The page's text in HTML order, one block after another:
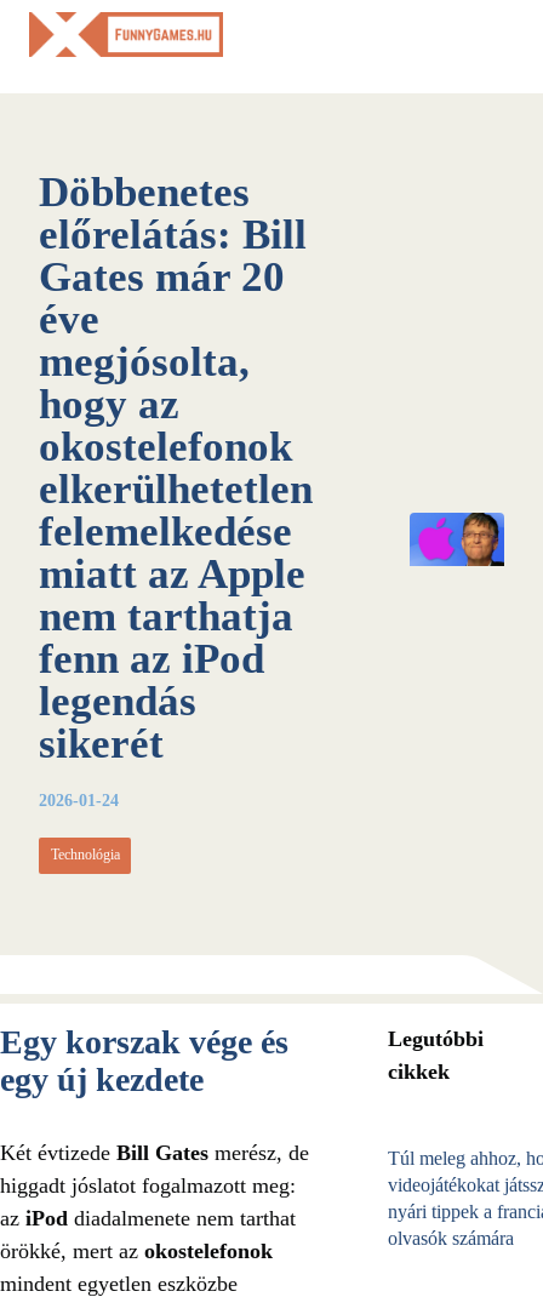
Skip
Döbbenetes
előrelátás: Bill
Gates már 20
éve
megjósolta,
hogy az
okostelefonok
elkerülhetetlen
felemelkedése
miatt az Apple
nem tarthatja
fenn az iPod
legendás
sikerét
2026-01-24
Technológia
Egy korszak vége és
egy új kezdete
Két évtizede Bill Gates merész, de
higgadt jóslatot fogalmazott meg:
az iPod diadalmenete nem tarthat
örökké, mert az okostelefonok
mindent egyetlen eszközbe
Legutóbbi
cikkek
Túl meleg ahhoz,
videojátékokat
nyári tippek a
olvasók számára